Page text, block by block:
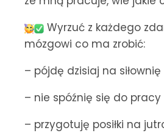
Wyrzuć z każdego
mózgowi co ma zrobić:
– pójdę dzisiaj na
– nie spóźnię się do pracy
– przygotuję posiłki na